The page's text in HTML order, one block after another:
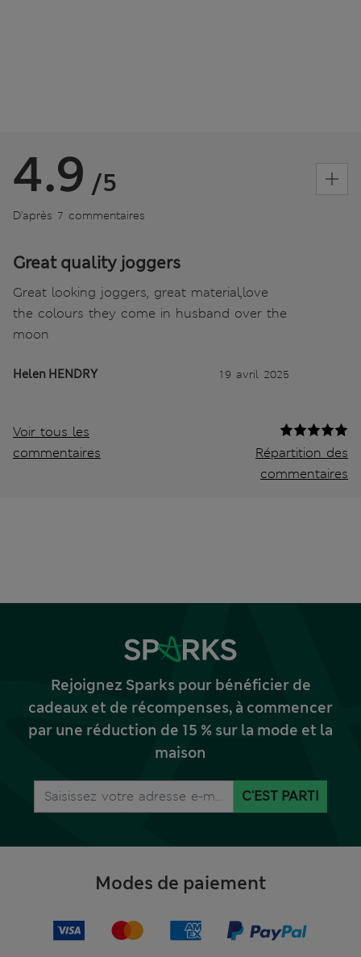
4.9 /5
D’après 7 commentaires
Great quality joggers
Great looking joggers, great material,love
the colours they come in husband over the
moon
Helen HENDRY 19 avril 2025
Voir tous les
commentaires
Répartition des
commentaires
Rejoignez Sparks pour bénéficier de
cadeaux et de récompenses, à commencer
par une réduction de 15 % sur la mode et la
maison
C'EST PARTI
Modes de paiement